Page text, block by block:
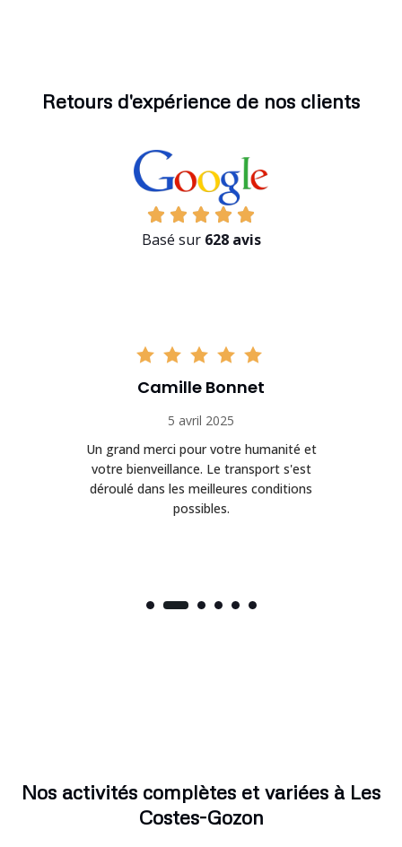
Retours d'expérience de nos clients
Basé sur 628 avis
Camille Bonnet
5 avril 2025
Un grand merci pour votre humanité et
votre bienveillance. Le transport s'est
déroulé dans les meilleures conditions
possibles.
Nos activités complètes et variées à Les
Costes-Gozon